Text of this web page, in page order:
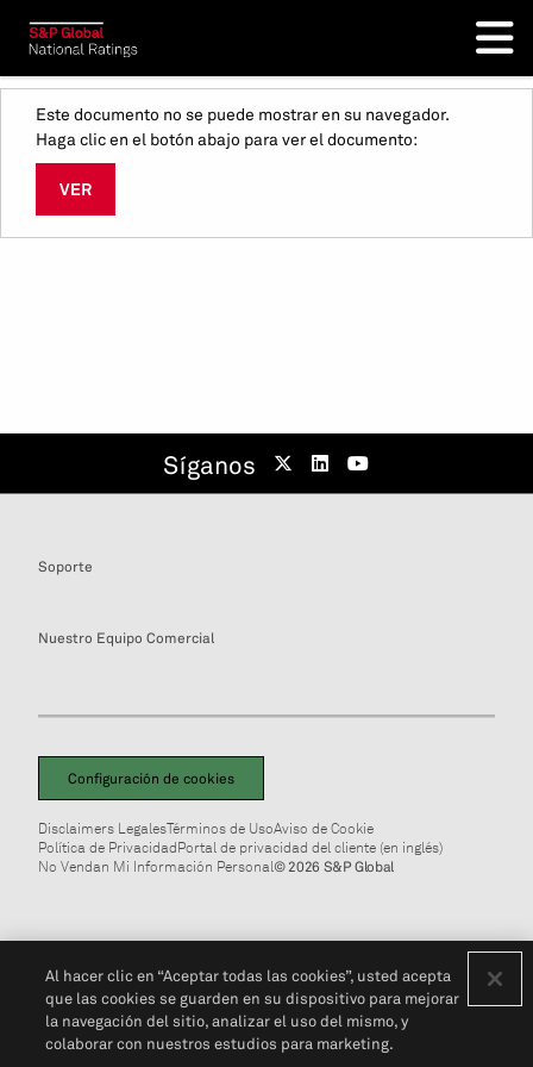
Este documento no se puede mostrar en su navegador.
Haga clic en el botón abajo para ver el documento:
VER
Síganos
Soporte
Nuestro Equipo Comercial
Configuración de cookies
Disclaimers LegalesTérminos de UsoAviso de Cookie
Política de PrivacidadPortal de privacidad del cliente (en inglés)
No Vendan Mi Información Personal© 2026 S&P Global
Al hacer clic en “Aceptar todas las cookies”, usted acepta
que las cookies se guarden en su dispositivo para mejorar
la navegación del sitio, analizar el uso del mismo, y
colaborar con nuestros estudios para marketing.